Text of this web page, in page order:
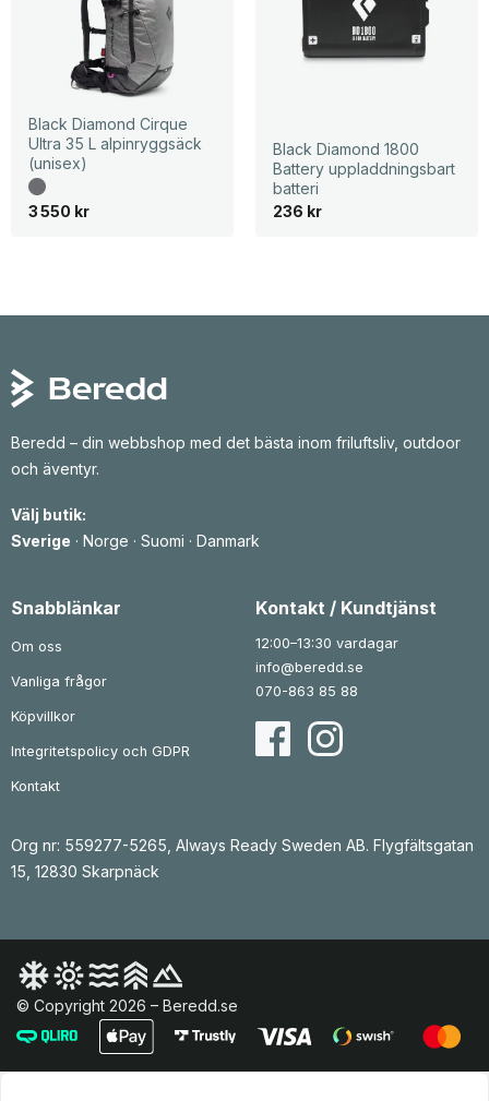
Black Diamond Cirque
Ultra 35 L alpinryggsäck
(unisex)
3 550 kr
Black Diamond 1800
Battery uppladdningsbart
batteri
236 kr
Beredd – din webbshop med det bästa inom friluftsliv, outdoor
och äventyr.
Välj butik:
Sverige · Norge · Suomi · Danmark
Snabblänkar
Om oss
Vanliga frågor
Köpvillkor
Integritetspolicy och GDPR
Kontakt
Kontakt / Kundtjänst
12:00–13:30 vardagar
info@beredd.se
070-863 85 88
Org nr: 559277-5265, Always Ready Sweden AB. Flygfältsgatan
15, 12830 Skarpnäck
© Copyright 2026 – Beredd.se